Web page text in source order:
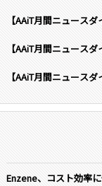
【AAiT月間ニュース
【AAiT月間ニュース
【AAiT月間ニュース
Enzene、コスト効率